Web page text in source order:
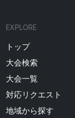
EXPLORE
トップ
大会検索
大会一覧
対応リクエスト
地域から探す